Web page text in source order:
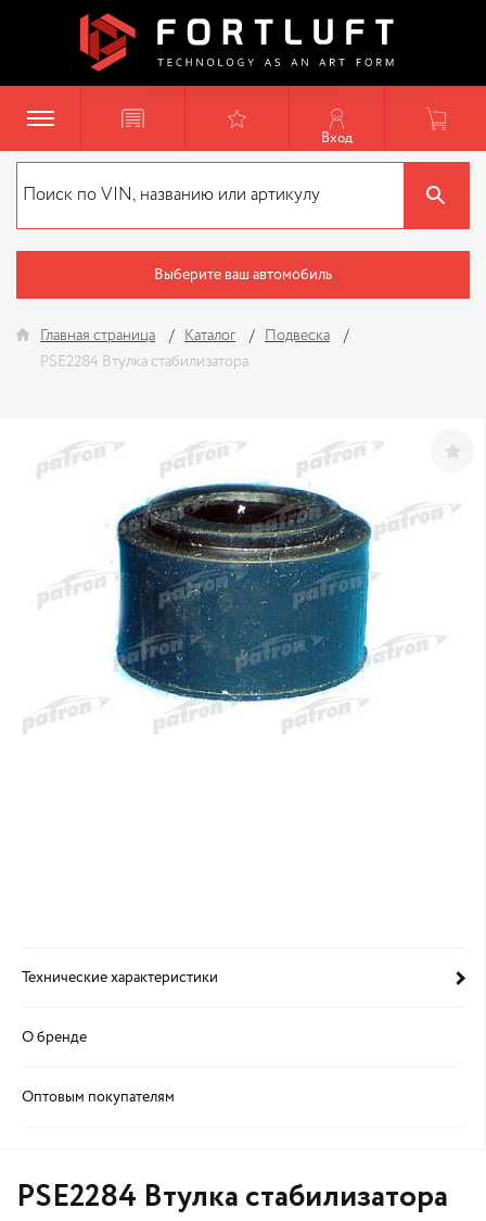
Вход
Выберите ваш автомобиль
Главная страница Каталог
Подвеска
PSE2284 Втулка стабилизатора
Технические характеристики
О бренде
Оптовым покупателям
PSE2284 Втулка стабилизатора